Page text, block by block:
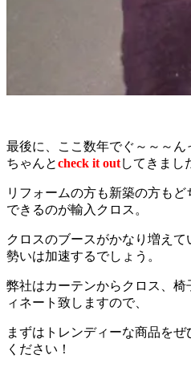
最後に、ここ数年でぐ～～～
ちゃんとcheck it outしてきまし
リフォームの方も新築の方も
できるのが輸入クロス。
クロスのブースがかなり増え
勢いは加速するでしょう。
弊社はカーテンからクロス、
ィネート致しますので、
まずはトレンディーな商品を
ください！